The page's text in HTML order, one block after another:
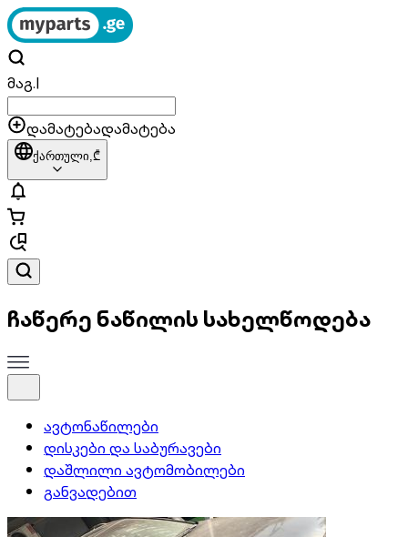
მაგ.|
დამატებადამატება
ქართული,₾
ჩაწერე ნაწილის სახელწოდება
ავტონაწილები
დისკები და საბურავები
დაშლილი ავტომობილები
განვადებით